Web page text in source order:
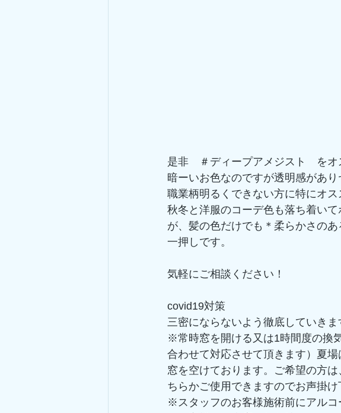
是非　＃ディープアメジスト　をオ
暗ーいお色なのですが透明感があ
職業柄明るくできない方に特にオス
秋冬と洋服のコーデ色も落ち着い
が、髪の色だけでも＊柔らかさの
一押しです。
気軽にご相談ください！
covid19対策
三密にならないよう徹底していきま
※常時窓を開ける又は1時間度の換
合わせて対応させて頂きます）夏
窓を空けております。ご希望の方
ちらかご使用できますのでお声掛け
※スタッフのお客様施術前にアルコ